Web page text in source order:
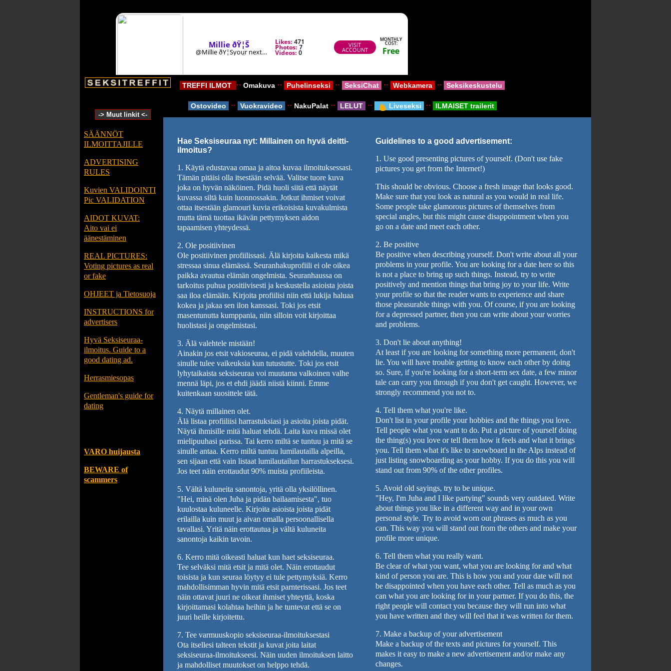
TREFFI ILMOT ⋅⋅ Omakuva ⋅⋅ Puhelinseksi ⋅⋅ SeksiChat ⋅⋅ Webkamera ⋅⋅ Seksikeskustelu
Ostovideo ⋅⋅ Vuokravideo ⋅⋅ NakuPalat⋅⋅ LELUT ⋅⋅ Liveseksi ⋅⋅ ILMAISET trailerit
-> Muut linkit <-
SÄÄNNÖT
ILMOITTAJILLE
ADVERTISING
RULES
Kuvien VALIDOINTI
Pic VALIDATION
AIDOT KUVAT:
Aito vai ei
äänestäminen
REAL PICTURES:
Voting pictures as real
or fake
OHJEET ja Tietosuoja
INSTRUCTIONS for
advertisers
Hyvä Seksiseuraa-
ilmoitus. Guide to a
good dating ad.
Herrasmiesopas
Gentleman's guide for
dating
VARO huijausta
BEWARE of
scammers
Hae Seksiseuraa nyt: Millainen on hyvä deitti-
ilmoitus?
1. Käytä edustavaa omaa ja aitoa kuvaa ilmoituksessasi.
Tämän pitäisi olla itsestään selvää. Valitse tuore kuva
joka on hyvän näköinen. Pidä huoli siitä että näytät
kuvassa siltä kuin luonnossakin. Jotkut ihmiset voivat
ottaa itsestään glamouri kuvia erikoisista kuvakulmista
mutta tämä tuottaa ikävän pettymyksen aidon
tapaamisen yhteydessä.
2. Ole positiivinen
Ole positiivinen profiilissasi. Älä kirjoita kaikesta mikä
stressaa sinua elämässä. Seuranhakuprofiili ei ole oikea
paikka avautua elämän ongelmista. Seuranhaussa on
tarkoitus puhua positiivisesti ja keskustella asioista joista
saa iloa elämään. Kirjoita profiilisi niin että lukija haluaa
kokea ja jakaa sen ilon kanssasi. Toki jos etsit
masentunutta kumppania, niin silloin voit kirjoittaa
huolistasi ja ongelmistasi.
3. Älä valehtele mistään!
Ainakin jos etsit vakioseuraa, ei pidä valehdella, muuten
sinulle tulee vaikeuksia kun tutustutte. Toki jos etsit
lyhytaikaista seksiseuraa voi muutama valkoinen valhe
mennä läpi, jos et ehdi jäädä niistä kiinni. Emme
kuitenkaan suosittele tätä.
4. Näytä millainen olet.
Älä listaa profiiliisi harrastuksiasi ja asioita joista pidät.
Näytä ihmisille mitä haluat tehdä. Laita kuva missä olet
mielipuuhasi parissa. Tai kerro miltä se tuntuu ja mitä se
sinulle antaa. Kerro miltä tuntuu lumilautailla alpeilla,
sen sijaan että vain listaat lumilautailun harrastukseksesi.
Jos teet näin erottaudut 90% muista profiileista.
5. Vältä kuluneita sanontoja, yritä olla yksilöllinen.
"Hei, minä olen Juha ja pidän bailaamisesta", tuo
kuulostaa kuluneelle. Kirjoita asioista joista pidät
erilailla kuin muut ja aivan omalla persoonallisella
tavallasi. Yritä näin erottautua ja vältä kuluneita
sanontoja kaikin tavoin.
6. Kerro mitä oikeasti haluat kun haet seksiseuraa.
Tee selväksi mitä etsit ja mitä olet. Näin erottaudut
toisista ja kun seuraa löytyy ei tule pettymyksiä. Kerro
mahdollisimman hyvin mitä etsit parnterissasi. Jos teet
näin ottavat juuri ne oikeat ihmiset yhteyttä, koska
kirjoittamasi kolahtaa heihin ja he tuntevat että se on
juuri heille kirjoitettu.
7. Tee varmuuskopio seksiseuraa-ilmoituksestasi
Ota itsellesi talteen tekstit ja kuvat joita laitat
seksiseuraa-ilmoitukseesi. Näin uuden ilmoituksen laitto
ja mahdolliset muutokset on helppo tehdä.
Guidelines to a good advertisement:
1. Use good presenting pictures of yourself. (Don't use fake
pictures you get from the Internet!)
This should be obvious. Choose a fresh image that looks good.
Make sure that you look as natural as you would in real life.
Some people take glamorous pictures of themselves from
special angles, but this might cause disappointment when you
go on a date and meet each other.
2. Be positive
Be positive when describing yourself. Don't write about all your
problems in your profile. You are looking for a date here so this
is not a place to bring up such things. Instead, try to write
positively and mention things that bring joy to your life. Write
your profile so that the reader wants to experience and share
those pleasurable things with you. Of course, if you are looking
for a depressed partner, then you can write about your worries
and problems.
3. Don't lie about anything!
At least if you are looking for something more permanent, don't
lie. You will have trouble getting to know each other by doing
so. Sure, if you're looking for a short-term sex date, a few minor
tale can carry you through if you don't get caught. However, we
strongly recommend you not to.
4. Tell them what you're like.
Don't list in your profile your hobbies and the things you love.
Tell people what you want to do. Put a picture of yourself doing
the thing(s) you love or tell them how it feels and what it brings
you. Tell them what it's like to snowboard in the Alps instead of
just listing snowboarding as your hobby. If you do this you will
stand out from 90% of the other profiles.
5. Avoid old sayings, try to be unique.
"Hey, I'm Juha and I like partying" sounds very outdated. Write
about things you like in a different way and in your own
personal style. Try to avoid worn out phrases as much as you
can. This way you will stand out from the others and make your
profile more unique.
6. Tell them what you really want.
Be clear of what you want, what you are looking for and what
kind of person you are. This is how you and your date will not
be disappointed when you have each other. Tell as much as you
can what you are looking for in your partner. If you do this, the
right people will contact you because they will run into what
you have written and they will feel that it was written for them.
7. Make a backup of your advertisement
Make a backup of the texts and pictures for yourself. This
makes it easy to make a new advertisement and/or make any
changes.